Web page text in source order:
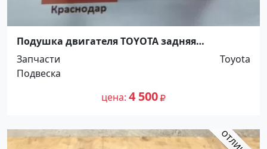
Подушка двигателя TOYOTA задняя
Краснодар
Запчасти
Toyota
Подвеска
цена 4 500